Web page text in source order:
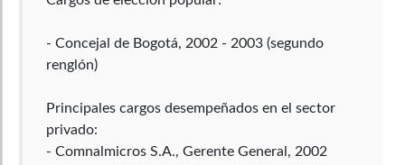
- Concejal de Bogotá, 2002 - 2003 (segundo
renglón)
Principales cargos desempeñados en el sector
privado:
- Comnalmicros S.A., Gerente General, 2002